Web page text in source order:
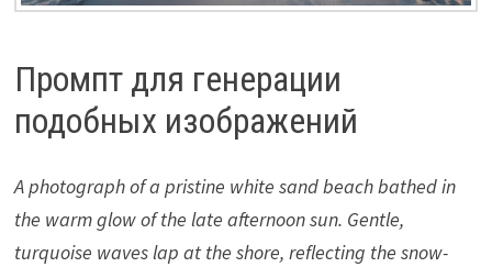
Промпт для генерации
подобных изображений
A photograph of a pristine white sand beach bathed in
the warm glow of the late afternoon sun. Gentle,
turquoise waves lap at the shore, reflecting the snow-